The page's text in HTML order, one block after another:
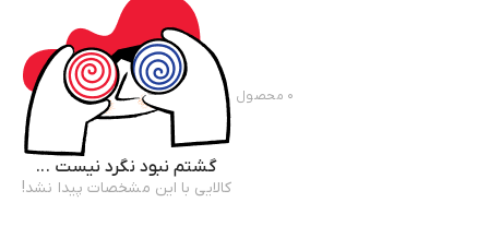
۰ محصول
گشتم نبود نگرد نیست ...
کالایی با این مشخصات پیدا نشد!